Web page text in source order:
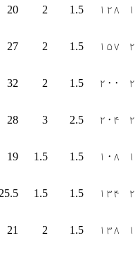
20 2 1.5 ۱۲۸
27 2 1.5 ۱۵۷
32 2 1.5 ۲۰۰
28 3 2.5 ۲۰۴
19 1.5 1.5 ۱۰۸
25.5 1.5 1.5 ۱۳۴
21 2 1.5 ۱۳۸